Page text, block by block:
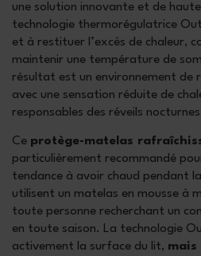
une solution innovante et de
technologie thermorégulatrice
et à restituer l’excès de chaleur,
maintenir une température de
résultat est un environnement de
avec une sensation réduite de
responsables des réveils
Ce protège-matelas
particulièrement recommandé
tendance à avoir chaud pendant
utilisent un matelas en mousse à
toute personne recherchant un
en toute saison. La technologie
activement la surface du lit, mais